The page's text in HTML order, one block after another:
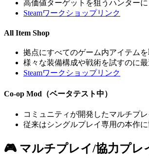
高価値ターゲットを狙うハンター
Steamワークショップリンク
All Item Shop
拠点にすべてのゲーム内アイテム
様々な装備構成や戦術を試すのに最
Steamワークショップリンク
Co-op Mod（ベータテスト中）
コミュニティが開発したマルチプ
従来はシングルプレイ専用の本作
🎮 マルチプレイ/協力プレ